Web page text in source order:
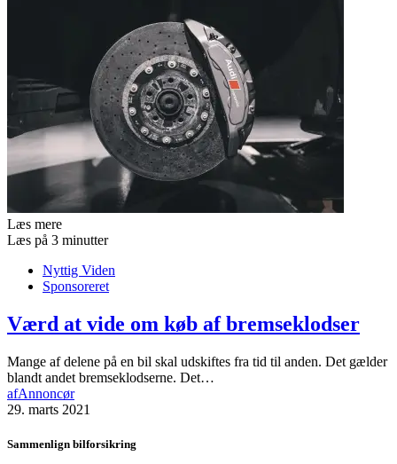
Læs mere
Læs på 3 minutter
Nyttig Viden
Sponsoreret
Værd at vide om køb af bremseklodser
Mange af delene på en bil skal udskiftes fra tid til anden. Det gælder
blandt andet bremseklodserne. Det…
afAnnoncør
29. marts 2021
Sammenlign bilforsikring